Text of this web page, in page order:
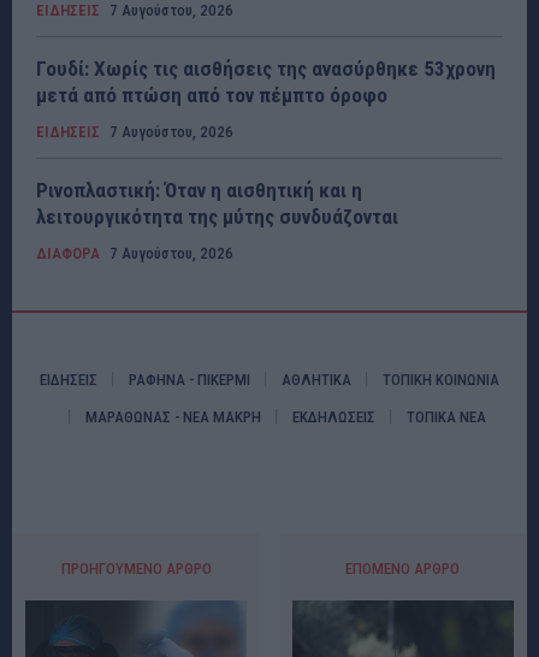
ΕΙΔΗΣΕΙΣ 7 Αυγούστου, 2026
Γουδί: Χωρίς τις αισθήσεις της ανασύρθηκε 53χρονη
μετά από πτώση από τον πέμπτο όροφο
ΕΙΔΗΣΕΙΣ 7 Αυγούστου, 2026
Ρινοπλαστική: Όταν η αισθητική και η
λειτουργικότητα της μύτης συνδυάζονται
ΔΙΑΦΟΡΑ 7 Αυγούστου, 2026
ΕΙΔΗΣΕΙΣ ΡΑΦΗΝΑ - ΠΙΚΕΡΜΙ ΑΘΛΗΤΙΚΑ ΤΟΠΙΚΗ ΚΟΙΝΩΝΙΑ
ΜΑΡΑΘΩΝΑΣ - ΝΕΑ ΜΑΚΡΗ ΕΚΔΗΛΩΣΕΙΣ ΤΟΠΙΚΑ ΝΕΑ
ΠΡΟΗΓΟΎΜΕΝΟ ΆΡΘΡΟ ΕΠΌΜΕΝΟ ΆΡΘΡΟ